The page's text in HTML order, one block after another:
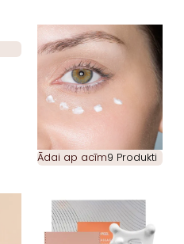
Ādai ap acīm9 Produkti